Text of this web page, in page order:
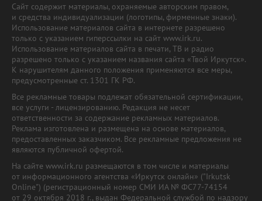
Сайт содержит материалы, охраняемые авторским правом,
и средства индивидуализации (логотипы, фирменные знаки).
Использование материалов сайта в интернете разрешено
только с указанием гиперссылки на сайт www.irk.ru.
Использование материалов сайта в печати, ТВ и радио
разрешено только с указанием названия сайта «Твой Иркутск».
К нарушителям данного положения применяются все меры,
предусмотренные ст. 1301 ГК РФ.
Все рекламные товары подлежат обязательной сертификации,
все услуги - лицензированию. Редакция не несет
ответственности за содержание рекламных материалов.
Реклама изготовлена и размещена на основе материалов,
предоставленных заказчиком. Все рекламные предложения не
являются публичной офертой.
На сайте www.irk.ru размещаются в том числе и материалы
от информационного агентства «Иркутск онлайн» ("Irkutsk
Online") (регистрационный номер СМИ ИА № ФС77-74154
от 29 октября 2018 г., выдан Федеральной службой по надзору